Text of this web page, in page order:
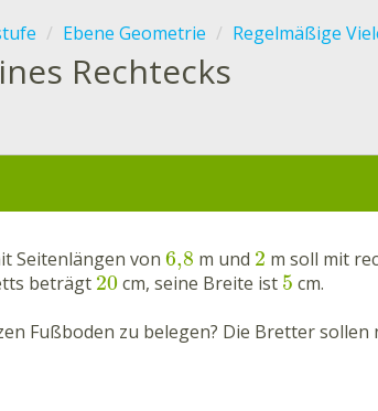
Ebene Geometrie Regelmäßige
Rechtecks
Seitenlängen von 6,8 m und 2 m soll mit
beträgt 20cm, seine Breite ist 5 cm.
Fußboden zu belegen? Die Bretter